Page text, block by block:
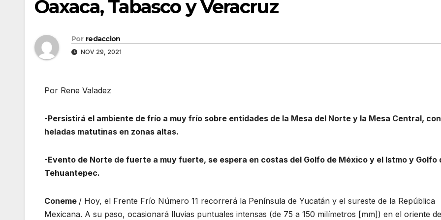
Oaxaca, Tabasco y Veracruz
Por redaccion
NOV 29, 2021
Por Rene Valadez
-Persistirá el ambiente de frío a muy frío sobre entidades de la Mesa del Norte y la Mesa Central, con
heladas matutinas en zonas altas.
-Evento de Norte de fuerte a muy fuerte, se espera en costas del Golfo de México y el Istmo y Golfo
Tehuantepec.
Coneme / Hoy, el Frente Frío Número 11 recorrerá la Península de Yucatán y el sureste de la República
Mexicana. A su paso, ocasionará lluvias puntuales intensas (de 75 a 150 milímetros [mm]) en el oriente de